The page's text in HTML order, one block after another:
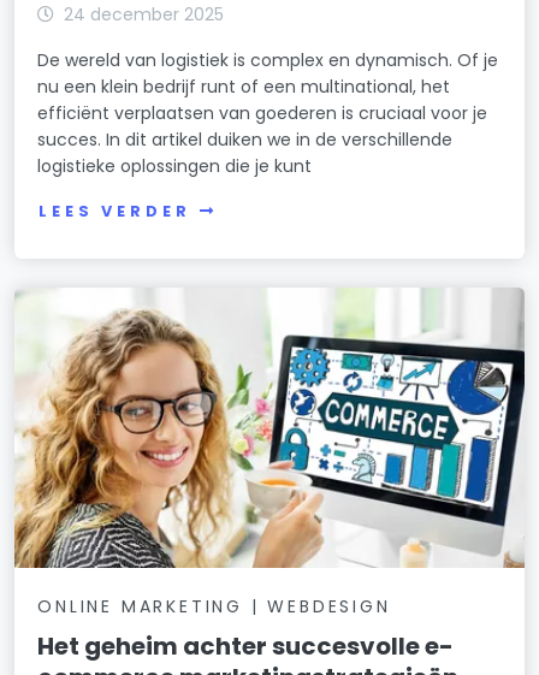
24 december 2025
De wereld van logistiek is complex en dynamisch. Of je
nu een klein bedrijf runt of een multinational, het
efficiënt verplaatsen van goederen is cruciaal voor je
succes. In dit artikel duiken we in de verschillende
logistieke oplossingen die je kunt
LEES VERDER
ONLINE MARKETING | WEBDESIGN
Het geheim achter succesvolle e-